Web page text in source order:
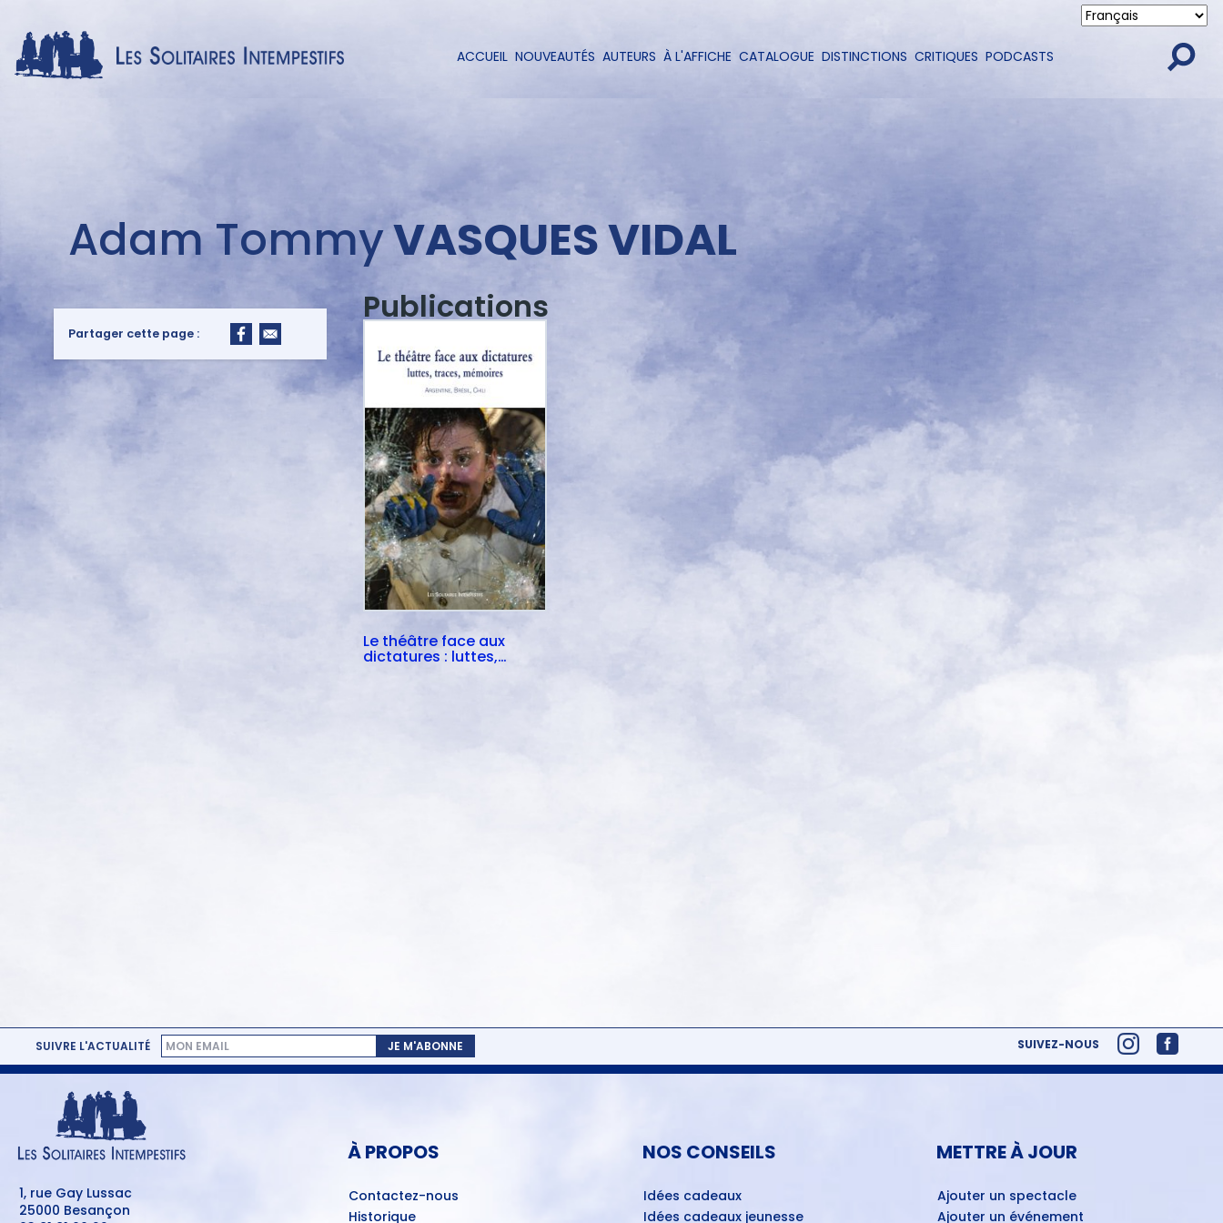
contenu
Navigation
ACCUEIL NOUVEAUTÉS AUTEURS À L'AFFICHE CATALOGUE DISTINCTIONS CRITIQUES PODCASTS
auteurAdam TommyVASQUES VIDAL
Publications
Le théâtre face aux
dictatures : luttes,
Partager cette page :
SUIVRE L'ACTUALITÉ JE M'ABONNE SUIVEZ-NOUS
1, rue Gay Lussac
25000 Besançon
À PROPOS
Contactez-nous
Historique
NOS CONSEILS
Idées cadeaux
Idées cadeaux jeunesse
METTRE À JOUR
Ajouter un spectacle
Ajouter un événement